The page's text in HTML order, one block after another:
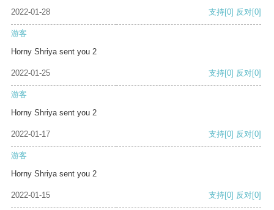
2022-01-28 支持[0] 反对[0]
游客
Horny Shriya sent you 2
2022-01-25 支持[0] 反对[0]
游客
Horny Shriya sent you 2
2022-01-17 支持[0] 反对[0]
游客
Horny Shriya sent you 2
2022-01-15 支持[0] 反对[0]